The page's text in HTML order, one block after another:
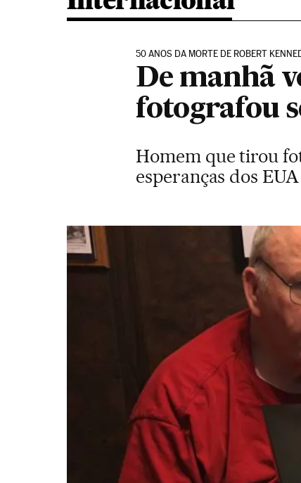
50 ANOS DA MORTE DE ROBERT
De manhã
fotografou
Homem que tirou
esperanças dos EUA